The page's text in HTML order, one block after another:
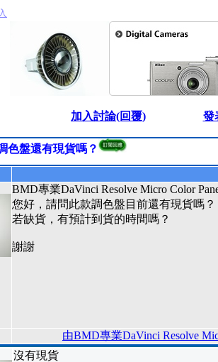
加入討論(回覆) 發
色盤還有現貨嗎？
BMD專業DaVinci Resolve Micro Color
您好，請問此款調色盤目前還有現貨嗎？
若缺貨，有預計到貨的時間嗎？
謝謝
由BMD專業DaVinci Resolve
沒有現貨